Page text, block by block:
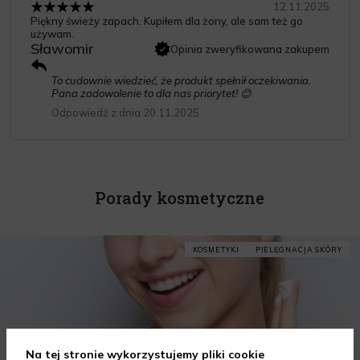
12.11.2025
Piękny świeży zapach. Kupiłem dla żony, ale sam też go
używam.
Sławomir Opinia zweryfikowana zakupem
To cudownie wiedzieć, że produkt spełnił oczekiwania.
Pana zadowolenie to dla nas priorytet! 😊
Odpowiedź z dnia 20.11.2025
Porady kosmetyczne
KOSMETYKI PIELĘGNACJA SKÓRY
Na tej stronie wykorzystujemy pliki cookie